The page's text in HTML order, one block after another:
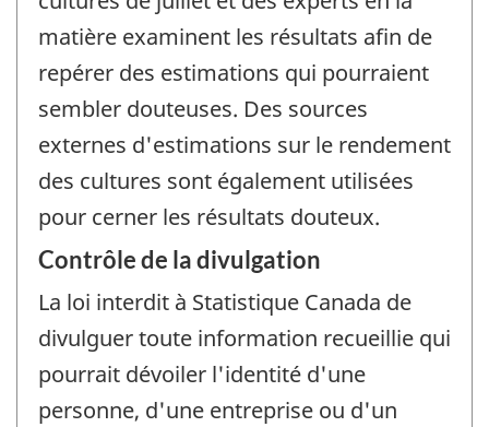
matière examinent les résultats afin de
repérer des estimations qui pourraient
sembler douteuses. Des sources
externes d'estimations sur le rendement
des cultures sont également utilisées
pour cerner les résultats douteux.
Contrôle de la divulgation
La loi interdit à Statistique Canada de
divulguer toute information recueillie qui
pourrait dévoiler l'identité d'une
personne, d'une entreprise ou d'un